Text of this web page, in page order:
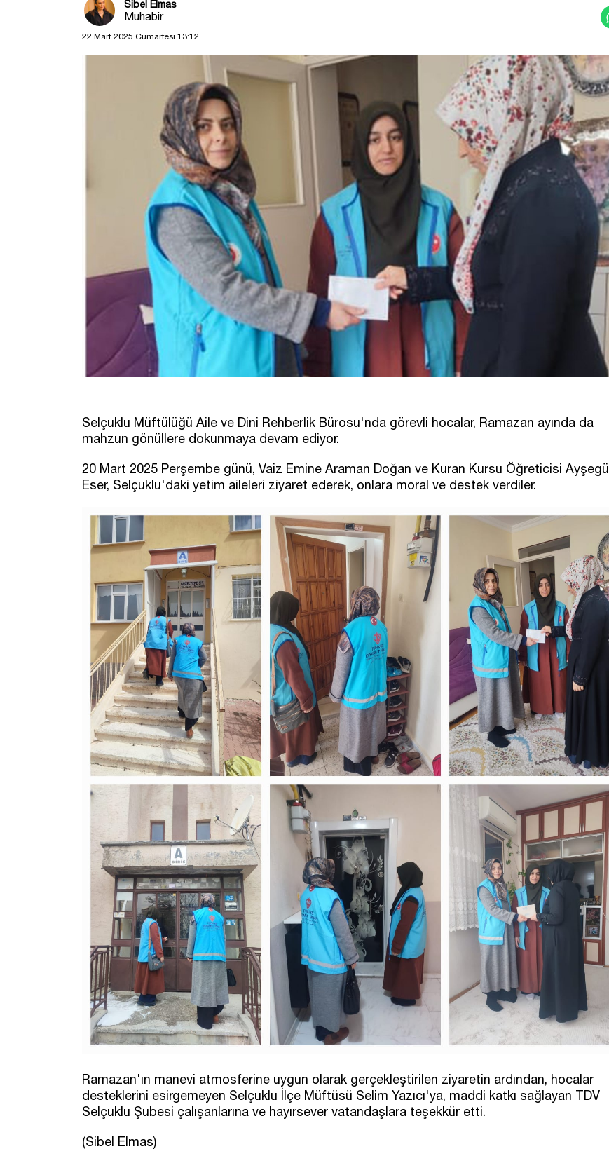
Sibel Elmas
Muhabir
22 Mart 2025 Cumartesi 13:12
Selçuklu Müftülüğü Aile ve Dini Rehberlik Bürosu'nda görevli hocalar, Ramazan ayında da
mahzun gönüllere dokunmaya devam ediyor.
20 Mart 2025 Perşembe günü, Vaiz Emine Araman Doğan ve Kuran Kursu Öğreticisi Ayşegül
Eser, Selçuklu'daki yetim aileleri ziyaret ederek, onlara moral ve destek verdiler.
Ramazan'ın manevi atmosferine uygun olarak gerçekleştirilen ziyaretin ardından, hocalar
desteklerini esirgemeyen Selçuklu İlçe Müftüsü Selim Yazıcı'ya, maddi katkı sağlayan TDV
Selçuklu Şubesi çalışanlarına ve hayırsever vatandaşlara teşekkür etti.
(Sibel Elmas)